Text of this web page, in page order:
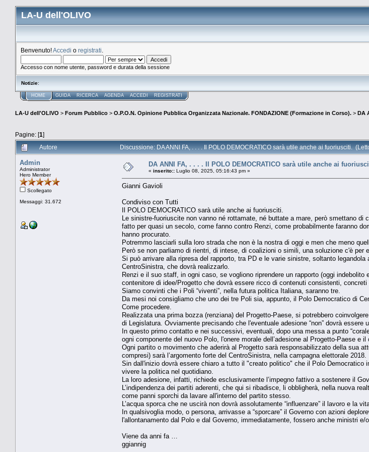
LA-U dell'OLIVO
Benvenuto!Accedi o registrati
Accesso con nome utente, password e durata della sessione
Notizie:
HOME GUIDA RICERCA AGENDA ACCEDI REGISTRATI
LA-U dell'OLIVO > Forum Pubblico > O.P.O.N. Opinione Pubblica Organizzata Nazionale. FONDAZIONE (Formazione in Corso). > DA
Pagine: [1]
Autore Discussione: DA ANNI FA, . . . . Il POLO DEMOCRATICO sarà utile anche ai fuoriusciti.
Admin
Administrator
Hero Member
Scollegato
Messaggi: 31.672
DA ANNI FA, . . . . Il POLO DEMOCRATICO sarà utile anche ai
« inserito:: Luglio 08, 2025, 05:16:43 pm »
Gianni Gavioli
Condiviso con Tutti
Il POLO DEMOCRATICO sarà utile anche ai fuoriusciti.
Le sinistre-fuoriuscite non vanno né rottamate, né buttate a mare, però smettano
fatto per quasi un secolo, come fanno contro Renzi, come probabilmente faranno
hanno procurato.
Potremmo lasciarli sulla loro strada che non è la nostra di oggi e men che meno
Però se non parliamo di rientri, di intese, di coalizioni o simili, una soluzione c'è
Si può arrivare alla ripresa del rapporto, tra PD e le varie sinistre, soltanto
CentroSinistra, che dovrà realizzarlo.
Renzi e il suo staff, in ogni caso, se vogliono riprendere un rapporto (oggi
contenitore di idee/Progetto che dovrà essere ricco di contenuti consistenti,
Siamo convinti che i Poli “viventi”, nella futura politica Italiana, saranno tre.
Da mesi noi consigliamo che uno dei tre Poli sia, appunto, il Polo Democratico di
Come procedere.
Realizzata una prima bozza (renziana) del Progetto-Paese, si potrebbero
di Legislatura. Ovviamente precisando che l'eventuale adesione “non” dovrà
In questo primo contatto e nei successivi, eventuali, dopo una messa a punto
ogni componente del nuovo Polo, l'onere morale dell’adesione al Progetto-Paese
Ogni partito o movimento che aderirà al Progetto sarà responsabilizzato della sua
compresi) sarà l’argomento forte del CentroSinistra, nella campagna elettorale 2018.
Sin dall'inizio dovrà essere chiaro a tutto il "creato politico" che il Polo
vivere la politica nel quotidiano.
La loro adesione, infatti, richiede esclusivamente l’impegno fattivo a sostenere il
L’indipendenza dei partiti aderenti, che qui si ribadisce, li obbligherà, nella nuova
come panni sporchi da lavare all'interno del partito stesso.
L’acqua sporca che ne uscirà non dovrà assolutamente “influenzare” il lavoro e la
In qualsivoglia modo, o persona, arrivasse a “sporcare” il Governo con azioni
l'allontanamento dal Polo e dal Governo, immediatamente, fossero anche ministri e/
Viene da anni fa …
ggiannig